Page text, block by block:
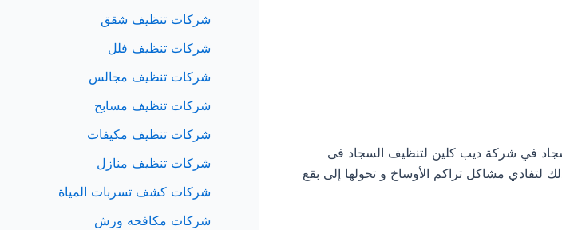
من عملية تنظيف السجاد في شركة ديب كلين لتنظيف السجاد فى
لتفادي مشاكل تراكم الأوساخ و تحولها إلى بقع
شركات تنظيف شقق
شركات تنظيف فلل
شركات تنظيف مجالس
شركات تنظيف مسابح
شركات تنظيف مكيفات
شركات تنظيف منازل
شركات كشف تسربات المياة
شركات مكافحه ورش